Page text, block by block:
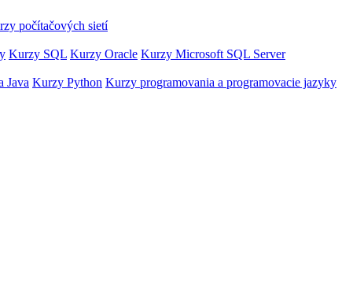
počítačových sietí
Kurzy SQL Kurzy Oracle Kurzy Microsoft SQL Server
Java Kurzy Python Kurzy programovania a programovacie jazyky